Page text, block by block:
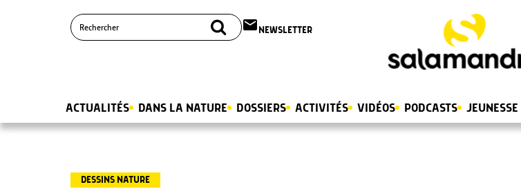
email NEWSLETTER
ACTUALITÉS DANS LA NATURE DOSSIERS ACTIVITÉS VIDÉOS PODCASTS JEUNESSE
DESSINS NATURE